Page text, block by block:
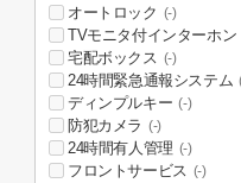
オートロック (-)
TVモニタ付インターホン
宅配ボックス (-)
24時間緊急通報システム
ディンプルキー (-)
防犯カメラ (-)
24時間有人管理 (-)
フロントサービス (-)